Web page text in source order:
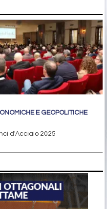
E GEOPOLITICHE
d'Acciaio 2025